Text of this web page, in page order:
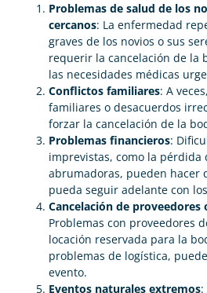
Problemas de salud de los
cercanos: La enfermedad
graves de los novios o sus
requerir la cancelación de la
las necesidades médicas
Conflictos familiares: A
familiares o desacuerdos
forzar la cancelación de la
Problemas financieros:
imprevistas, como la pérdida
abrumadoras, pueden hacer
pueda seguir adelante con
Cancelación de proveedores
Problemas con proveedores
locación reservada para la
problemas de logística,
evento.
Eventos naturales extremos